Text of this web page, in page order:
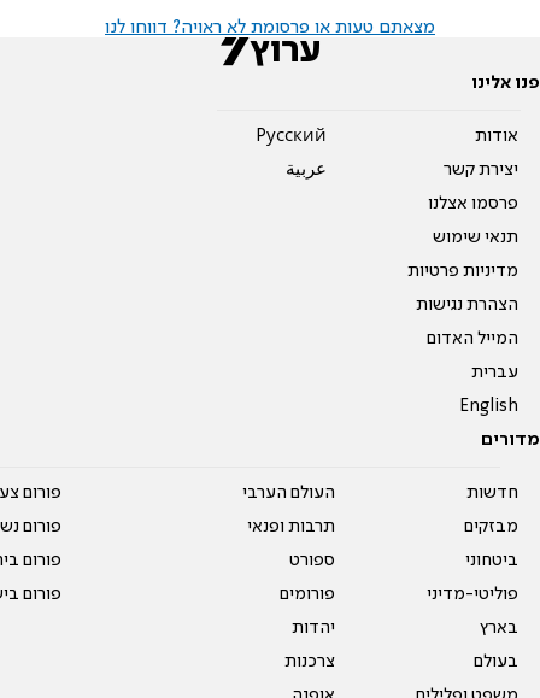
מצאתם טעות או פרסומת לא ראויה? דווחו לנו
פנו אלינו
אודות
יצירת קשר
פרסמו אצלנו
תנאי שימוש
מדיניות פרטיות
הצהרת נגישות
המייל האדום
עברית
English
Pусский
عربية
מדורים
חדשות
מבזקים
ביטחוני
פוליטי-מדיני
בארץ
בעולם
העולם הערבי
תרבות ופנאי
ספורט
פורומים
יהדות
צרכנות
פורום
פורום
פורום
פורום